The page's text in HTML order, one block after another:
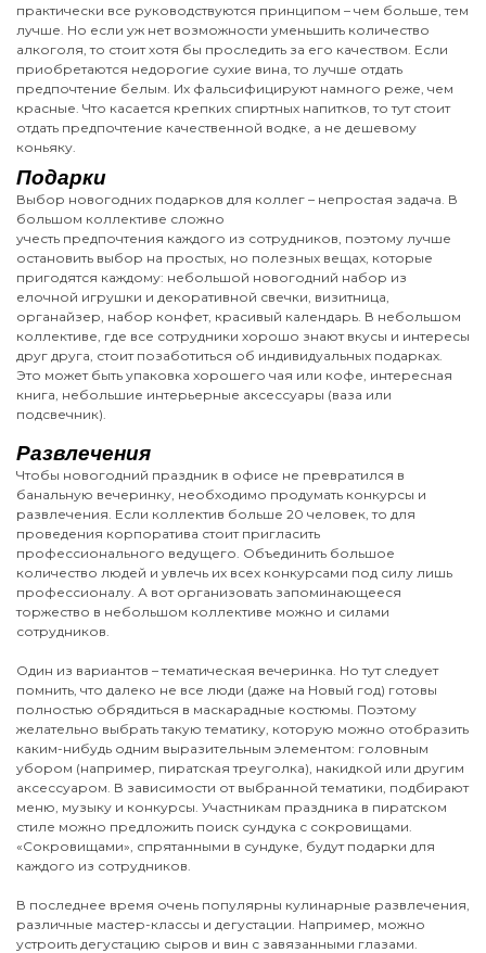
практически все руководствуются принципом – чем больше, тем
лучше. Но если уж нет возможности уменьшить количество
алкоголя, то стоит хотя бы проследить за его качеством. Если
приобретаются недорогие сухие вина, то лучше отдать
предпочтение белым. Их фальсифицируют намного реже, чем
красные. Что касается крепких спиртных напитков, то тут стоит
отдать предпочтение качественной водке, а не дешевому
коньяку.
Подарки
Выбор новогодних подарков для коллег – непростая задача. В
большом коллективе сложно
учесть предпочтения каждого из сотрудников, поэтому лучше
остановить выбор на простых, но полезных вещах, которые
пригодятся каждому: небольшой новогодний набор из
елочной игрушки и декоративной свечки, визитница,
органайзер, набор конфет, красивый календарь. В небольшом
коллективе, где все сотрудники хорошо знают вкусы и интересы
друг друга, стоит позаботиться об индивидуальных подарках.
Это может быть упаковка хорошего чая или кофе, интересная
книга, небольшие интерьерные аксессуары (ваза или
подсвечник).
Развлечения
Чтобы новогодний праздник в офисе не превратился в
банальную вечеринку, необходимо продумать конкурсы и
развлечения. Если коллектив больше 20 человек, то для
проведения корпоратива стоит пригласить
профессионального ведущего. Объединить большое
количество людей и увлечь их всех конкурсами под силу лишь
профессионалу. А вот организовать запоминающееся
торжество в небольшом коллективе можно и силами
сотрудников.
Один из вариантов – тематическая вечеринка. Но тут следует
помнить, что далеко не все люди (даже на Новый год) готовы
полностью обрядиться в маскарадные костюмы. Поэтому
желательно выбрать такую тематику, которую можно отобразить
каким-нибудь одним выразительным элементом: головным
убором (например, пиратская треуголка), накидкой или другим
аксессуаром. В зависимости от выбранной тематики, подбирают
меню, музыку и конкурсы. Участникам праздника в пиратском
стиле можно предложить поиск сундука с сокровищами.
«Сокровищами», спрятанными в сундуке, будут подарки для
каждого из сотрудников.
В последнее время очень популярны кулинарные развлечения,
различные мастер-классы и дегустации. Например, можно
устроить дегустацию сыров и вин с завязанными глазами.